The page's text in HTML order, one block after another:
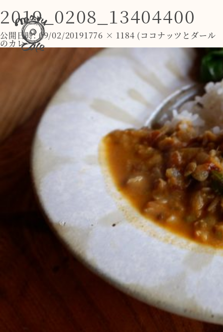
2019_0208_13404400
公開日時: 09/02/20191776 × 1184 (ココナッツとダール
のカレー)